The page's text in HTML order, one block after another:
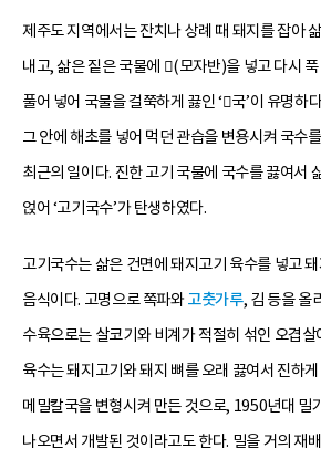
제주도 지역에서는 잔치나 상례 때 돼지를 잡아
내고, 삶은 짙은 국물에 (모자반)을 넣고 다시
풀어 넣어 국물을 걸쭉하게 끓인 ‘국’이 유명하
그 안에 해초를 넣어 먹던 관습을 변용시켜 국수
최근의 일이다. 진한 고기 국물에 국수를 끓여서
얹어 ‘고기국수’가 탄생하였다.
고기국수는 삶은 건면에 돼지고기 육수를 넣고
음식이다. 고명으로 쪽파와고춧가루, 김 등을 올
수육으로는 살코기와 비계가 적절히 섞인 오겹
육수는 돼지고기와 돼지 뼈를 오래 끓여서 진하게
메밀칼국을 변형시켜 만든 것으로, 1950년대 밀
나오면서 개발된 것이라고도 한다. 밀을 거의 재